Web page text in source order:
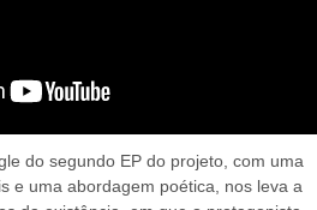
do segundo EP do projeto, com uma
e uma abordagem poética, nos leva a